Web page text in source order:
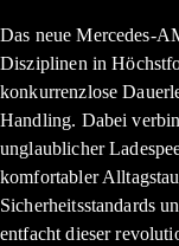
Das neue Mercedes-
Disziplinen in
konkurrenzlose
Handling. Dabei
unglaublicher
komfortabler
Sicherheitsstandards
entfacht dieser